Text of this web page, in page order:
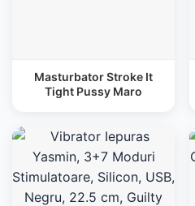
Masturbator Stroke It
Tight Pussy Maro